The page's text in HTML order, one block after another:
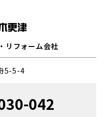
リフォーム会社
5-5-4
042